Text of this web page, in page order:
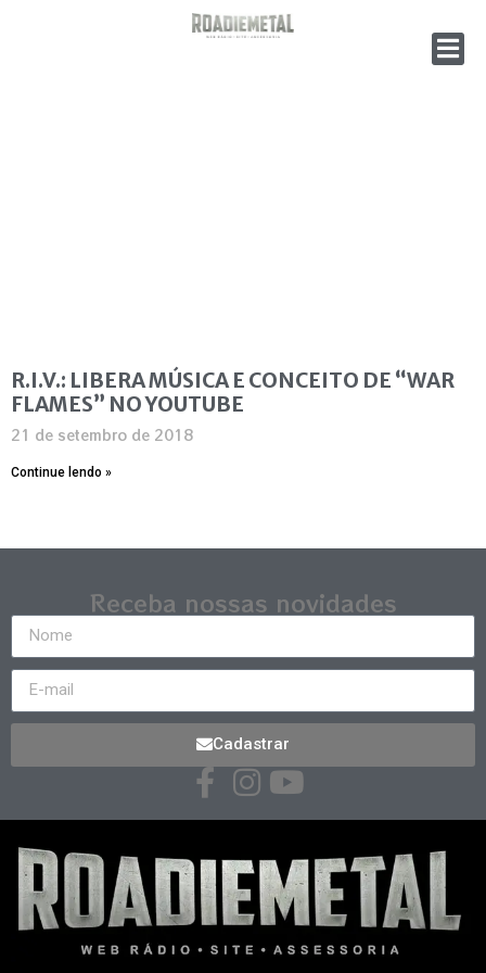
R.I.V.: LIBERA MÚSICA E CONCEITO DE “WAR
FLAMES” NO YOUTUBE
21 de setembro de 2018
Continue lendo »
Receba nossas novidades
Cadastrar